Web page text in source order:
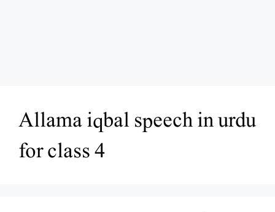
Allama iqbal speech in urdu
for class 4